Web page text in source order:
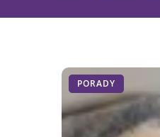
PORADY